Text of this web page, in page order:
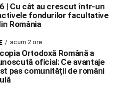
| Cu cât au crescut într-un
fondurilor facultative
România
acum 2 ore
Ortodoxă Română a
oficial: Ce avantaje
pas comunității de români